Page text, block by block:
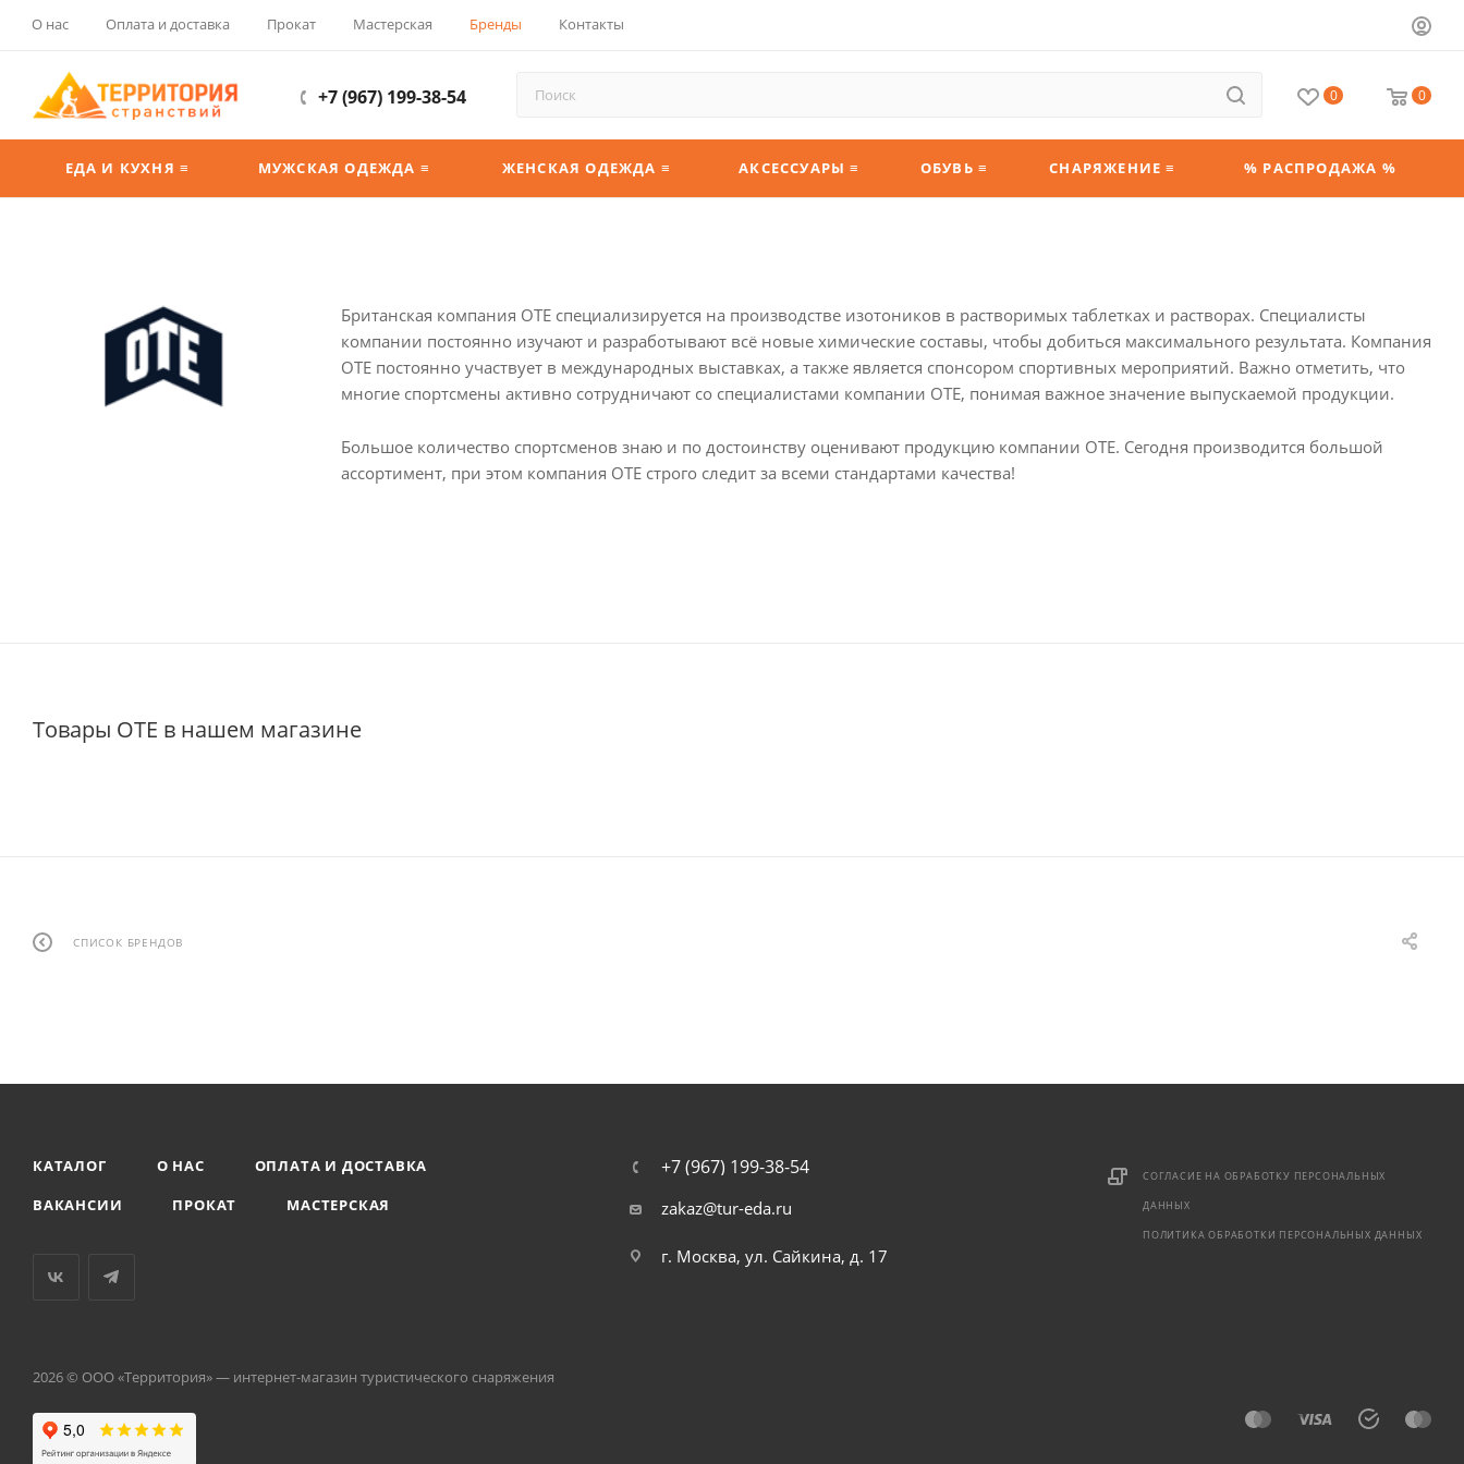
О нас Оплата и доставка Прокат Мастерская Бренды Контакты
+7 (967) 199-38-54 0 0
ЕДА И КУХНЯ ≡ МУЖСКАЯ ОДЕЖДА ≡ ЖЕНСКАЯ ОДЕЖДА ≡ АКСЕССУАРЫ ≡ ОБУВЬ ≡ СНАРЯЖЕНИЕ ≡ % РАСПРОДАЖА %
Британская компания OTE специализируется на производстве изотоников в растворимых таблетках и растворах. Специалисты
компании постоянно изучают и разработывают всё новые химические составы, чтобы добиться максимального результата. Компания
OTE постоянно участвует в международных выставках, а также является спонсором спортивных мероприятий. Важно отметить, что
многие спортсмены активно сотрудничают со специалистами компании OTE, понимая важное значение выпускаемой продукции.
Большое количество спортсменов знаю и по достоинству оценивают продукцию компании OTE. Сегодня производится большой
ассортимент, при этом компания OTE строго следит за всеми стандартами качества!
Товары OTE в нашем магазине
СПИСОК БРЕНДОВ
КАТАЛОГ О НАС
ОПЛАТА И ДОСТАВКА
ВАКАНСИИ
ПРОКАТ МАСТЕРСКАЯ
+7 (967) 199-38-54
zakaz@tur-eda.ru
г. Москва, ул. Сайкина, д. 17
СОГЛАСИЕ НА ОБРАБОТКУ ПЕРСОНАЛЬНЫХ
ДАННЫХ
ПОЛИТИКА ОБРАБОТКИ ПЕРСОНАЛЬНЫХ ДАННЫХ
2026 © ООО «Территория» — интернет-магазин туристического снаряжения